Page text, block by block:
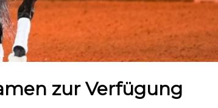
zur Verfügung